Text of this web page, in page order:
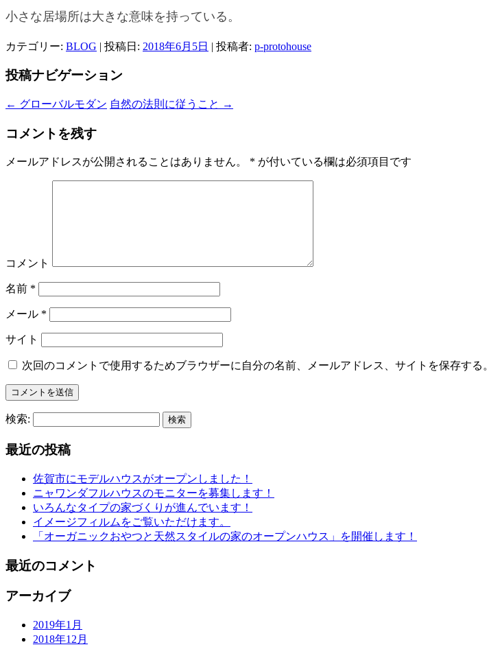
小さな居場所は大きな意味を持っている。
カテゴリー: BLOG | 投稿日: 2018年6月5日 | 投稿者: p-protohouse
投稿ナビゲーション
← グローバルモダン 自然の法則に従うこと →
コメントを残す
メールアドレスが公開されることはありません。 * が付いている欄は必須項目です
コメント
名前 *
メール *
サイト
次回のコメントで使用するためブラウザーに自分の名前、メールアドレス、サイトを保存する。
検索:
最近の投稿
佐賀市にモデルハウスがオープンしました！
ニャワンダフルハウスのモニターを募集します！
いろんなタイプの家づくりが進んでいます！
イメージフィルムをご覧いただけます。
「オーガニックおやつと天然スタイルの家のオープンハウス」を開催します！
最近のコメント
アーカイブ
2019年1月
2018年12月